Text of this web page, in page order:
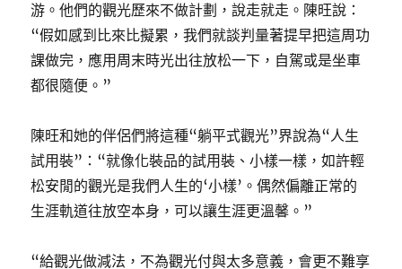
游。他們的觀光歷來不做計劃，說走就走。陳旺說：
“假如感到比來比擬累，我們就談判量著提早把這周功
課做完，應用周末時光出往放松一下，自駕或是坐車
都很隨便。”
陳旺和她的伴侶們將這種“躺平式觀光”界說為“人生
試用裝”：“就像化裝品的試用裝、小樣一樣，如許輕
松安閒的觀光是我們人生的‘小樣’。偶然偏離正常的
生涯軌道往放空本身，可以讓生涯更溫馨。”
“給觀光做減法，不為觀光付與太多意義，會更不難享